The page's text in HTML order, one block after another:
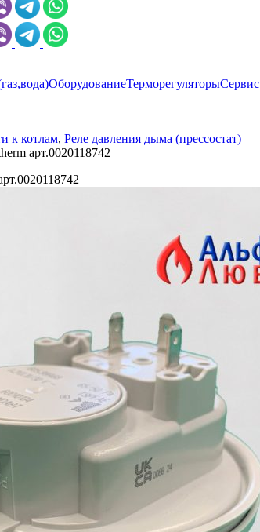
ОборудованиеТерморегуляторыСервис
к котлам, Реле давления дыма (прессостат)
арт.0020118742